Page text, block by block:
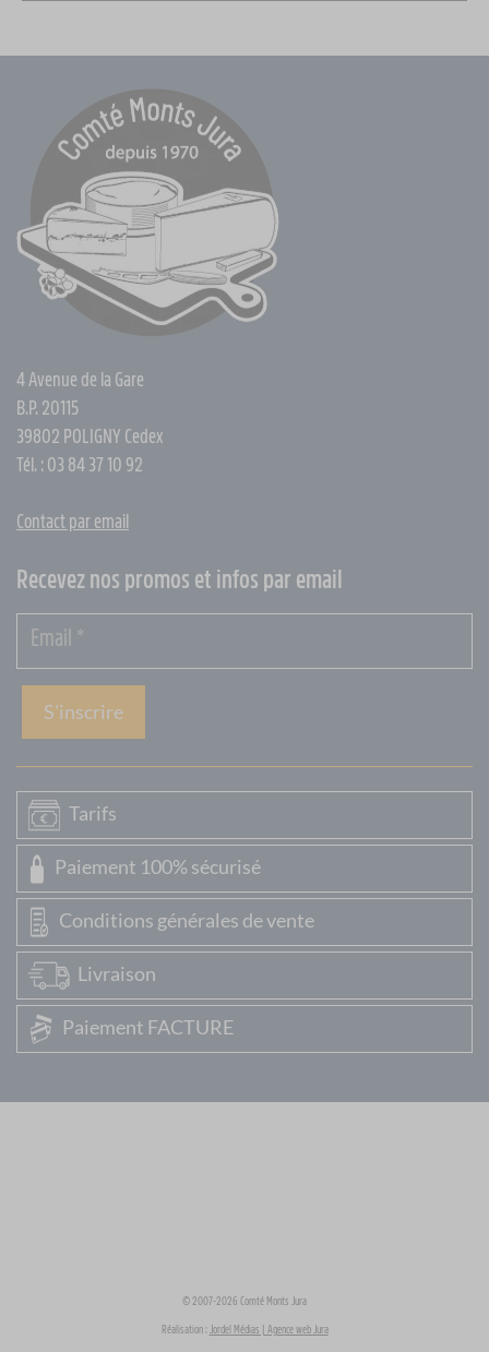
4 Avenue de la Gare
B.P. 20115
39802 POLIGNY Cedex
Tél. : 03 84 37 10 92
Contact par email
Recevez nos promos et infos par email
S'inscrire
Tarifs
Paiement 100% sécurisé
Conditions générales de vente
Livraison
Paiement FACTURE
© 2007-2026 Comté Monts Jura
Réalisation : Jordel Médias | Agence web Jura